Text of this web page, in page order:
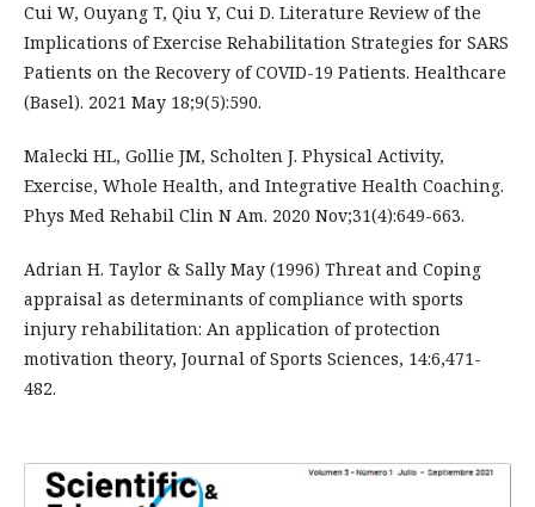
Cui W, Ouyang T, Qiu Y, Cui D. Literature Review of the
Implications of Exercise Rehabilitation Strategies for SARS
Patients on the Recovery of COVID-19 Patients. Healthcare
(Basel). 2021 May 18;9(5):590.
Malecki HL, Gollie JM, Scholten J. Physical Activity,
Exercise, Whole Health, and Integrative Health Coaching.
Phys Med Rehabil Clin N Am. 2020 Nov;31(4):649-663.
Adrian H. Taylor & Sally May (1996) Threat and Coping
appraisal as determinants of compliance with sports
injury rehabilitation: An application of protection
motivation theory, Journal of Sports Sciences, 14:6,471-
482.